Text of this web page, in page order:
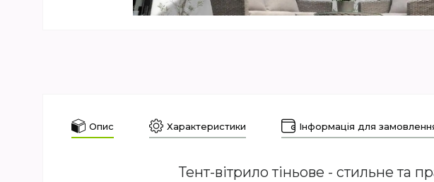
Опис Характеристики Інформація для
Тент-вітрило тіньове - стильне та